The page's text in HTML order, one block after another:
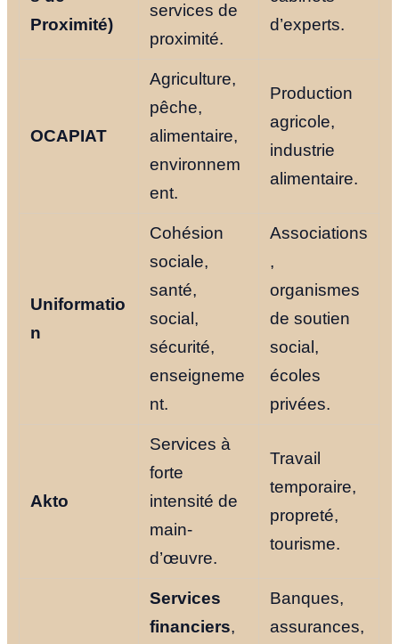
Proximité)
services de
proximité.
d’experts.
OCAPIAT
Agriculture,
pêche,
alimentaire,
environnem
ent.
Production
agricole,
industrie
alimentaire.
Uniformatio
n
Cohésion
sociale,
santé,
social,
sécurité,
enseigneme
nt.
Associations
,
organismes
de soutien
social,
écoles
privées.
Akto
Services à
forte
intensité de
main-
d’œuvre.
Travail
temporaire,
propreté,
tourisme.
Services
financiers,
Banques,
assurances,